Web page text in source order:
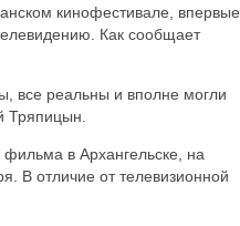
кинофестивале, впервые
Как сообщает
все реальны и вполне могли
Тряпицын.
в Архангельске, на
В отличие от телевизионной